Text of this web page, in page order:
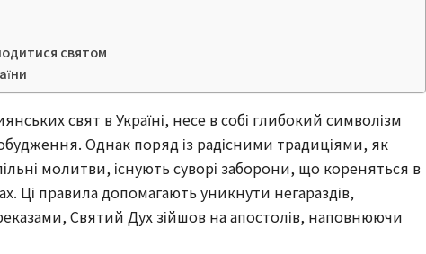
святом
свят в Україні, несе в собі глибокий символізм
Однак поряд із радісними традиціями, як
молитви, існують суворі заборони, що кореняться в
Ці правила допомагають уникнути негараздів,
Святий Дух зійшов на апостолів, наповнюючи